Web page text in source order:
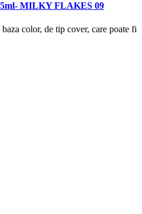
MILKY FLAKES 09
color, de tip cover, care poate fi